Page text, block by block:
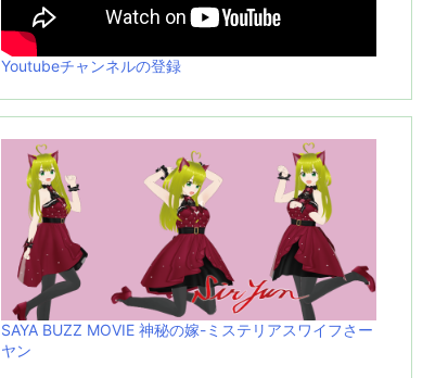
Youtubeチャンネルの登録
SAYA BUZZ MOVIE 神秘の嫁-ミステリアスワイフさー
ヤン